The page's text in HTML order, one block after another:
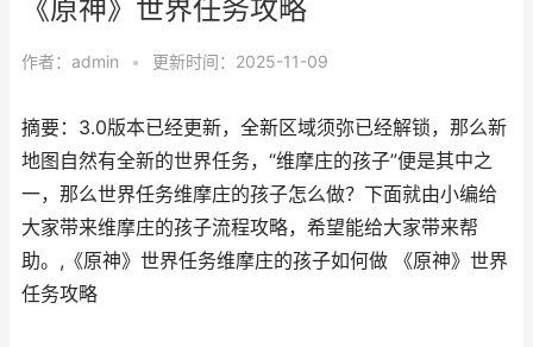
《原神》世界任务攻略
作者： admin • 更新时间：2025-11-09
摘要：3.0版本已经更新，全新区域须弥已经解锁，那么新
地图自然有全新的世界任务，“维摩庄的孩子”便是其中之
一，那么世界任务维摩庄的孩子怎么做？下面就由小编给
大家带来维摩庄的孩子流程攻略，希望能给大家带来帮
助。,《原神》世界任务维摩庄的孩子如何做 《原神》世界
任务攻略